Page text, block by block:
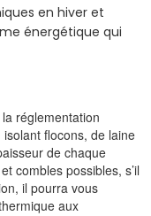
en hiver et
énergétique qui
réglementation
isolant flocons, de laine
de chaque
combles possibles, s’il
il pourra vous
aux